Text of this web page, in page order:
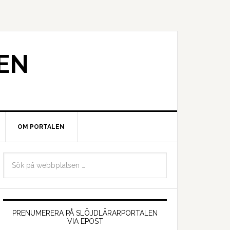
OM PORTALEN
PRENUMERERA PÅ SLÖJDLÄRARPORTALEN
VIA EPOST